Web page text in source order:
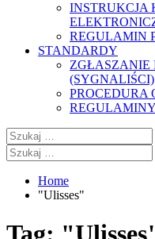
INSTRUKCJA
REGULAMIN
STANDARDY
ZGŁASZANIE
(SYGNALIŚCI)
PROCEDURA
REGULAMINY
Szukaj:
Szukaj:
Home
"Ulisses"